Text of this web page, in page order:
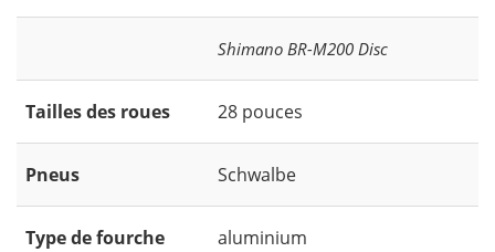
Shimano BR-M200 Disc
Tailles des roues 28 pouces
Pneus Schwalbe
Type de fourche aluminium